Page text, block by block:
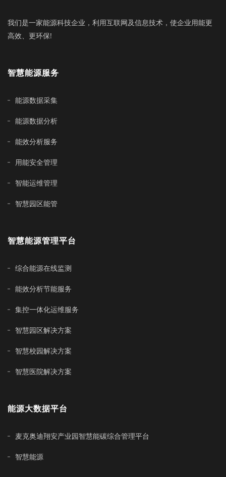
我们是一家能源科技企业，利用互联网及信息技术，使企业用能更
高效、更环保!
智慧能源服务
能源数据采集
能源数据分析
能效分析服务
用能安全管理
智能运维管理
智慧园区能管
智慧能源管理平台
综合能源在线监测
能效分析节能服务
集控一体化运维服务
智慧园区解决方案
智慧校园解决方案
智慧医院解决方案
能源大数据平台
麦克奥迪翔安产业园智慧能碳综合管理平台
智慧能源